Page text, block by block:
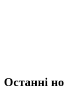
Останні